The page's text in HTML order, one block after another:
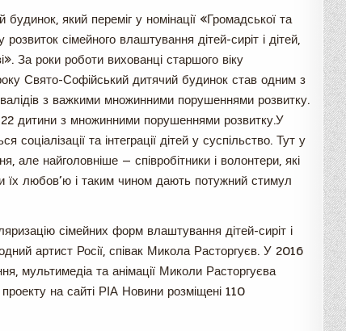
який переміг у номінації «Громадської та
сімейного влаштування дітей-сиріт і дітей,
За роки роботи вихованці старшого віку
Свято-Софійський дитячий будинок став одним з
з важкими множинними порушеннями розвитку.
дитини з множинними порушеннями розвитку.У
та інтеграції дітей у суспільство. Тут у
але найголовніше — співробітники і волонтери, які
любов’ю і таким чином дають потужний стимул
сімейних форм влаштування дітей-сиріт і
артист Росії, співак Микола Расторгуєв. У 2016
мультимедіа та анімації Миколи Расторгуєва
на сайті РІА Новини розміщені 110